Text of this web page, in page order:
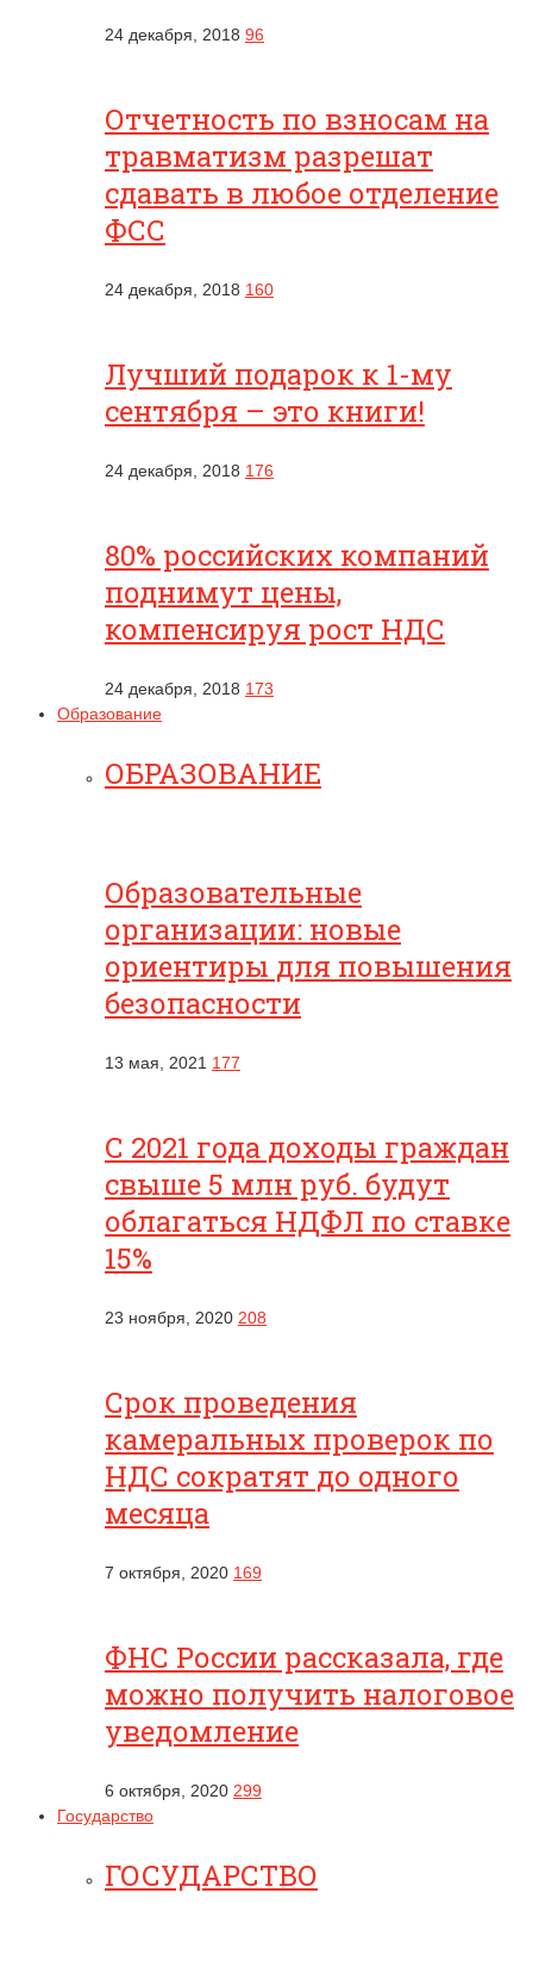
24 декабря, 2018 96
Отчетность по взносам на
травматизм разрешат
сдавать в любое отделение
ФСС
24 декабря, 2018 160
Лучший подарок к 1-му
сентября – это книги!
24 декабря, 2018 176
80% российских компаний
поднимут цены,
компенсируя рост НДС
24 декабря, 2018 173
Образование
ОБРАЗОВАНИЕ
Образовательные
организации: новые
ориентиры для повышения
безопасности
13 мая, 2021 177
С 2021 года доходы граждан
свыше 5 млн руб. будут
облагаться НДФЛ по ставке
15%
23 ноября, 2020 208
Срок проведения
камеральных проверок по
НДС сократят до одного
месяца
7 октября, 2020 169
ФНС России рассказала, где
можно получить налоговое
уведомление
6 октября, 2020 299
Государство
ГОСУДАРСТВО